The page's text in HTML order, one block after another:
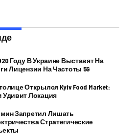
Году В Украине Выставят На
Лицензии На Частоты 5G
Открылся Kyiv Food Market:
Удивит Локация
Запретил Лишать
Стратегические